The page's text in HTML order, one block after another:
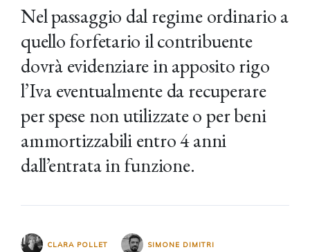
Nel passaggio dal regime ordinario a
quello forfetario il contribuente
dovrà evidenziare in apposito rigo
l’Iva eventualmente da recuperare
per spese non utilizzate o per beni
ammortizzabili entro 4 anni
dall’entrata in funzione.
CLARA POLLET SIMONE DIMITRI